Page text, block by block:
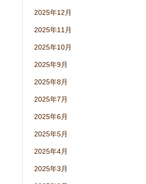
2025年12月
2025年11月
2025年10月
2025年9月
2025年8月
2025年7月
2025年6月
2025年5月
2025年4月
2025年3月